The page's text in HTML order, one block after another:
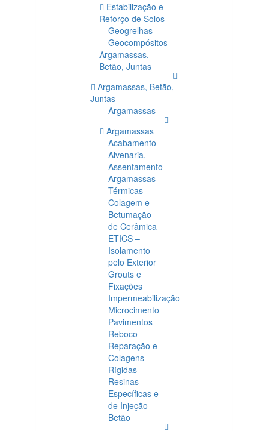
Estabilização e
Reforço de Solos
Geogrelhas
Geocompósitos
Argamassas,
Betão, Juntas
Argamassas, Betão,
Juntas
Argamassas
Argamassas
Acabamento
Alvenaria,
Assentamento
Argamassas
Térmicas
Colagem e
Betumação
de Cerâmica
ETICS –
Isolamento
pelo Exterior
Grouts e
Fixações
Impermeabilização
Microcimento
Pavimentos
Reboco
Reparação e
Colagens
Rígidas
Resinas
Específicas e
de Injeção
Betão